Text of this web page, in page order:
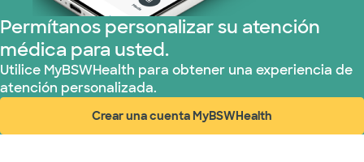
WellMed (15 planes)
Permítanos personalizar su atención
médica para usted.
Utilice MyBSWHealth para obtener una experiencia de
atención personalizada.
Crear una cuenta MyBSWHealth
(abre en ventana nueva)